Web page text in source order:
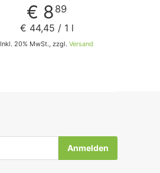
€ 8 89
Inkl. 20% MwSt., zzgl. Versand
€ 44,45 / 1 l